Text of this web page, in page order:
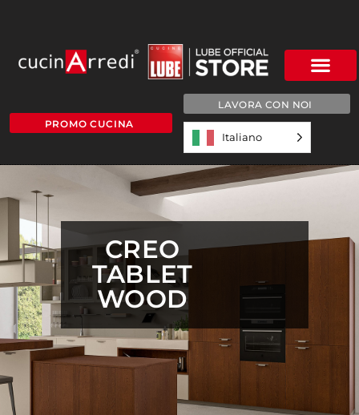
PROMO CUCINA
LAVORA CON NOI
Italiano
CREO
TABLET
WOOD